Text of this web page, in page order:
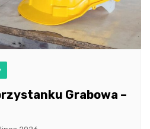
Grabowa –